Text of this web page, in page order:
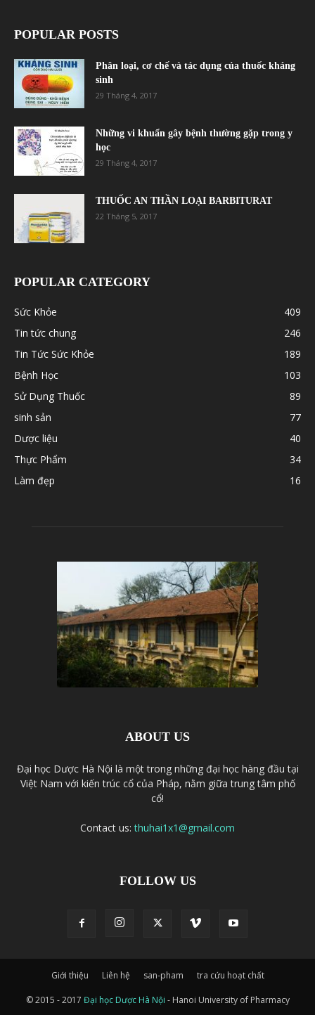
POPULAR POSTS
Phân loại, cơ chế và tác dụng của thuốc kháng
sinh
29 Tháng 4, 2017
Những vi khuẩn gây bệnh thường gặp trong y
học
29 Tháng 4, 2017
THUỐC AN THẦN LOẠI BARBITURAT
22 Tháng 5, 2017
POPULAR CATEGORY
Sức Khỏe
409
Tin tức chung
246
Tin Tức Sức Khỏe
189
Bệnh Học
103
Sử Dụng Thuốc
89
sinh sản
77
Dược liệu
40
Thực Phẩm
34
Làm đẹp
16
ABOUT US
Đại học Dược Hà Nội là một trong những đại học hàng đầu tại
Việt Nam với kiến trúc cổ của Pháp, nằm giữa trung tâm phố
cổ!
Contact us:thuhai1x1@gmail.com
FOLLOW US
Giới thiệu Liên hệ san-pham tra cứu hoạt chất
© 2015 - 2017 Đại học Dược Hà Nội - Hanoi University of Pharmacy